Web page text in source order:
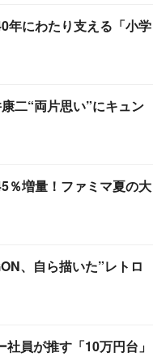
年にわたり支える「小学
二“両片思い”にキュン
％増量！ファミマ夏の大
、自ら描いた”レトロ
社員が推す「10万円台」